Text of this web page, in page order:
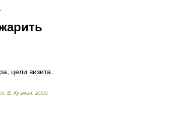
цели визита
. В Кузмич 2000